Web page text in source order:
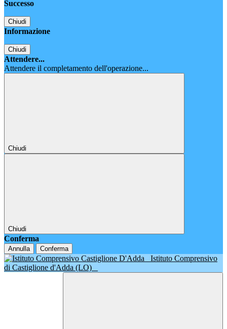
Successo
Chiudi
Informazione
Chiudi
Attendere...
Attendere il completamento dell'operazione...
Chiudi
Chiudi
Conferma
Annulla Conferma
Istituto Comprensivo
di Castiglione d'Adda (LO)